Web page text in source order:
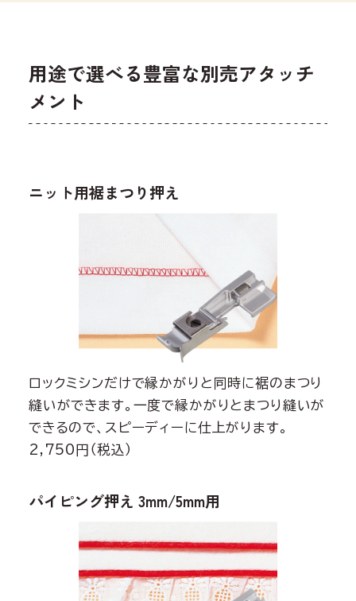
用途で選べる豊富な別売アタッチ
メント
ニット用裾まつり押え
ロックミシンだけで縁かがりと同時に裾のまつり
縫いができます。一度で縁かがりとまつり縫いが
できるので、スピーディーに仕上がります。
2,750円（税込）
パイピング押え 3mm/5mm用